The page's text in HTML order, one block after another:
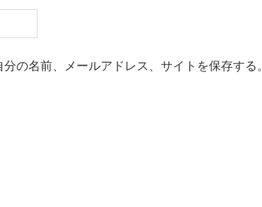
の名前、メールアドレス、サイトを保存する。